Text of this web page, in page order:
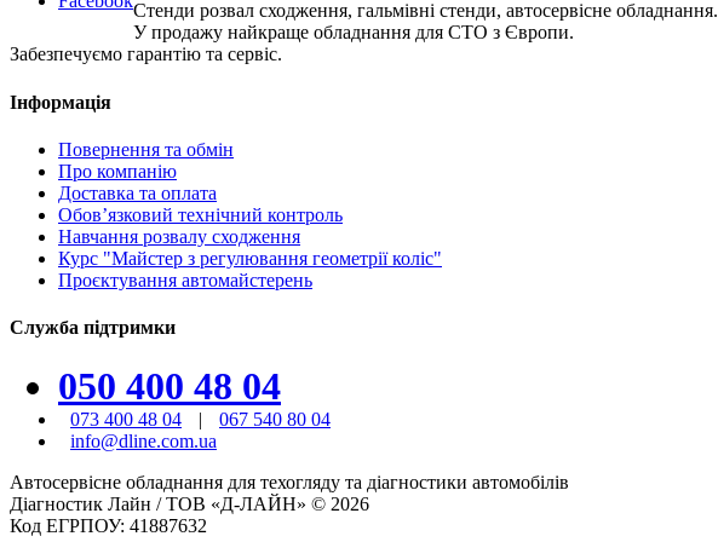
Стенди розвал сходження, гальмівні стенди, автосервісне обладнання.
У продажу найкраще обладнання для СТО з Європи.
Забезпечуємо гарантію та сервіс.
Інформація
Повернення та обмін
Про компанію
Доставка та оплата
Обов’язковий технічний контроль
Навчання розвалу сходження
Курс "Майстер з регулювання геометрії коліс"
Проєктування автомайстерень
Служба підтримки
050 400 48 04
073 400 48 04 |
067 540 80 04
info@dline.com.ua
Автосервісне обладнання для техогляду та діагностики автомобілів
Діагностик Лайн / ТОВ «Д-ЛАЙН» © 2026
Код ЕГРПОУ: 41887632